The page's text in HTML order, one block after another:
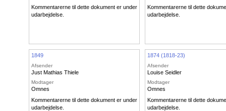
Kommentarerne til dette dokument er under
udarbejdelse.
Kommentarerne til dette
udarbejdelse.
1849
Afsender
Just Mathias Thiele
Modtager
Omnes
Kommentarerne til dette dokument er under
udarbejdelse.
1874 (1818-23)
Afsender
Louise Seidler
Modtager
Omnes
Kommentarerne til dette
udarbejdelse.